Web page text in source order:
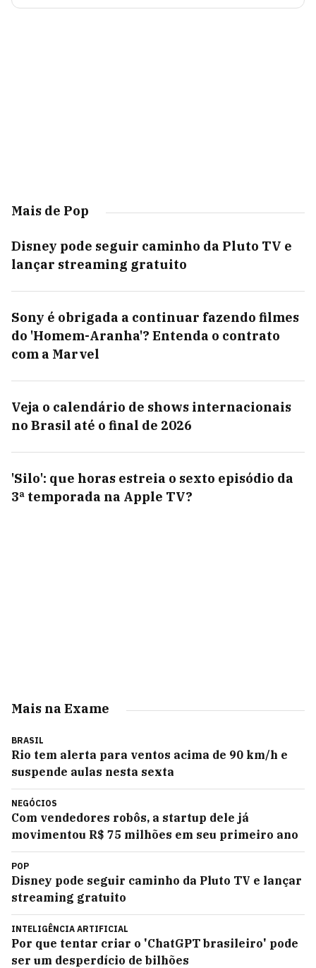
Mais de Pop
Disney pode seguir caminho da Pluto TV e
lançar streaming gratuito
Sony é obrigada a continuar fazendo filmes
do 'Homem-Aranha'? Entenda o contrato
com a Marvel
Veja o calendário de shows internacionais
no Brasil até o final de 2026
'Silo': que horas estreia o sexto episódio da
3ª temporada na Apple TV?
Mais na Exame
BRASIL
Rio tem alerta para ventos acima de 90 km/h e
suspende aulas nesta sexta
NEGÓCIOS
Com vendedores robôs, a startup dele já
movimentou R$ 75 milhões em seu primeiro ano
POP
Disney pode seguir caminho da Pluto TV e lançar
streaming gratuito
INTELIGÊNCIA ARTIFICIAL
Por que tentar criar o 'ChatGPT brasileiro' pode
ser um desperdício de bilhões